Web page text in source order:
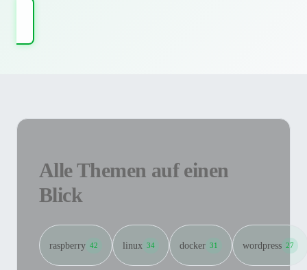
Alle Themen auf einen
Blick
raspberry 42 linux 34 docker 31 wordpress 27